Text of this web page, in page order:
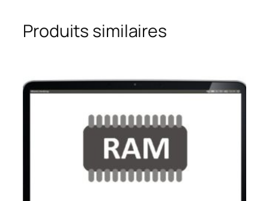
Produits similaires